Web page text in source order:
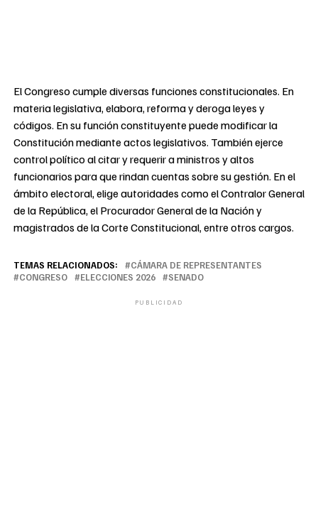
El Congreso cumple diversas funciones constitucionales. En
materia legislativa, elabora, reforma y deroga leyes y
códigos. En su función constituyente puede modificar la
Constitución mediante actos legislativos. También ejerce
control político al citar y requerir a ministros y altos
funcionarios para que rindan cuentas sobre su gestión. En el
ámbito electoral, elige autoridades como el Contralor General
de la República, el Procurador General de la Nación y
magistrados de la Corte Constitucional, entre otros cargos.
TEMAS RELACIONADOS:
CÁMARA DE REPRESENTANTES
CONGRESO
ELECCIONES 2026 SENADO
PUBLICIDAD